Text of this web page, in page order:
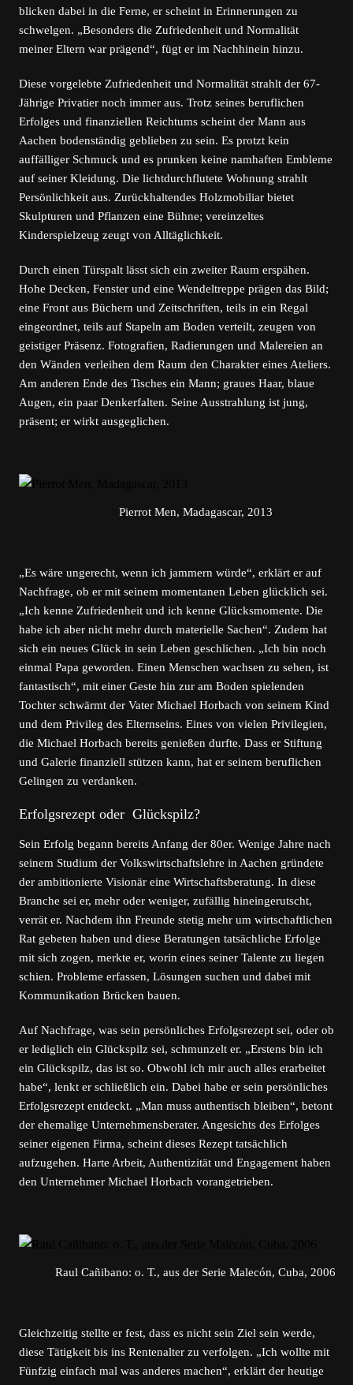
blicken dabei in die Ferne, er scheint in Erinnerungen zu
schwelgen. „Besonders die Zufriedenheit und Normalität
meiner Eltern war prägend“, fügt er im Nachhinein hinzu.
Diese vorgelebte Zufriedenheit und Normalität strahlt der 67-
Jährige Privatier noch immer aus. Trotz seines beruflichen
Erfolges und finanziellen Reichtums scheint der Mann aus
Aachen bodenständig geblieben zu sein. Es protzt kein
auffälliger Schmuck und es prunken keine namhaften Embleme
auf seiner Kleidung. Die lichtdurchflutete Wohnung strahlt
Persönlichkeit aus. Zurückhaltendes Holzmobiliar bietet
Skulpturen und Pflanzen eine Bühne; vereinzeltes
Kinderspielzeug zeugt von Alltäglichkeit.
Durch einen Türspalt lässt sich ein zweiter Raum erspähen.
Hohe Decken, Fenster und eine Wendeltreppe prägen das Bild;
eine Front aus Büchern und Zeitschriften, teils in ein Regal
eingeordnet, teils auf Stapeln am Boden verteilt, zeugen von
geistiger Präsenz. Fotografien, Radierungen und Malereien an
den Wänden verleihen dem Raum den Charakter eines Ateliers.
Am anderen Ende des Tisches ein Mann; graues Haar, blaue
Augen, ein paar Denkerfalten. Seine Ausstrahlung ist jung,
präsent; er wirkt ausgeglichen.
Pierrot Men, Madagascar, 2013
„Es wäre ungerecht, wenn ich jammern würde“, erklärt er auf
Nachfrage, ob er mit seinem momentanen Leben glücklich sei.
„Ich kenne Zufriedenheit und ich kenne Glücksmomente. Die
habe ich aber nicht mehr durch materielle Sachen“. Zudem hat
sich ein neues Glück in sein Leben geschlichen. „Ich bin noch
einmal Papa geworden. Einen Menschen wachsen zu sehen, ist
fantastisch“, mit einer Geste hin zur am Boden spielenden
Tochter schwärmt der Vater Michael Horbach von seinem Kind
und dem Privileg des Elternseins. Eines von vielen Privilegien,
die Michael Horbach bereits genießen durfte. Dass er Stiftung
und Galerie finanziell stützen kann, hat er seinem beruflichen
Gelingen zu verdanken.
Erfolgsrezept oder Glückspilz?
Sein Erfolg begann bereits Anfang der 80er. Wenige Jahre nach
seinem Studium der Volkswirtschaftslehre in Aachen gründete
der ambitionierte Visionär eine Wirtschaftsberatung. In diese
Branche sei er, mehr oder weniger, zufällig hineingerutscht,
verrät er. Nachdem ihn Freunde stetig mehr um wirtschaftlichen
Rat gebeten haben und diese Beratungen tatsächliche Erfolge
mit sich zogen, merkte er, worin eines seiner Talente zu liegen
schien. Probleme erfassen, Lösungen suchen und dabei mit
Kommunikation Brücken bauen.
Auf Nachfrage, was sein persönliches Erfolgsrezept sei, oder ob
er lediglich ein Glückspilz sei, schmunzelt er. „Erstens bin ich
ein Glückspilz, das ist so. Obwohl ich mir auch alles erarbeitet
habe“, lenkt er schließlich ein. Dabei habe er sein persönliches
Erfolgsrezept entdeckt. „Man muss authentisch bleiben“, betont
der ehemalige Unternehmensberater. Angesichts des Erfolges
seiner eigenen Firma, scheint dieses Rezept tatsächlich
aufzugehen. Harte Arbeit, Authentizität und Engagement haben
den Unternehmer Michael Horbach vorangetrieben.
Raul Cañibano: o. T., aus der Serie Malecón, Cuba, 2006
Gleichzeitig stellte er fest, dass es nicht sein Ziel sein werde,
diese Tätigkeit bis ins Rentenalter zu verfolgen. „Ich wollte mit
Fünfzig einfach mal was anderes machen“, erklärt der heutige